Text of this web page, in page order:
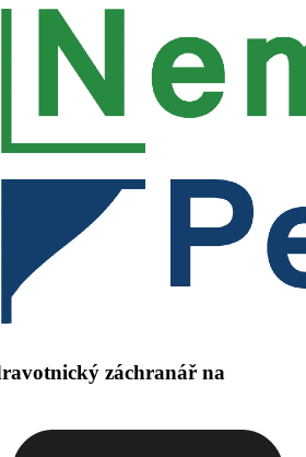
záchranář na